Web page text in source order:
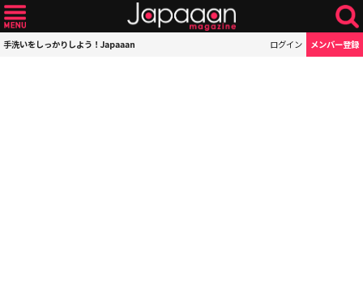
手洗いをしっかりしよう！Japaaan ログイン メンバー登録